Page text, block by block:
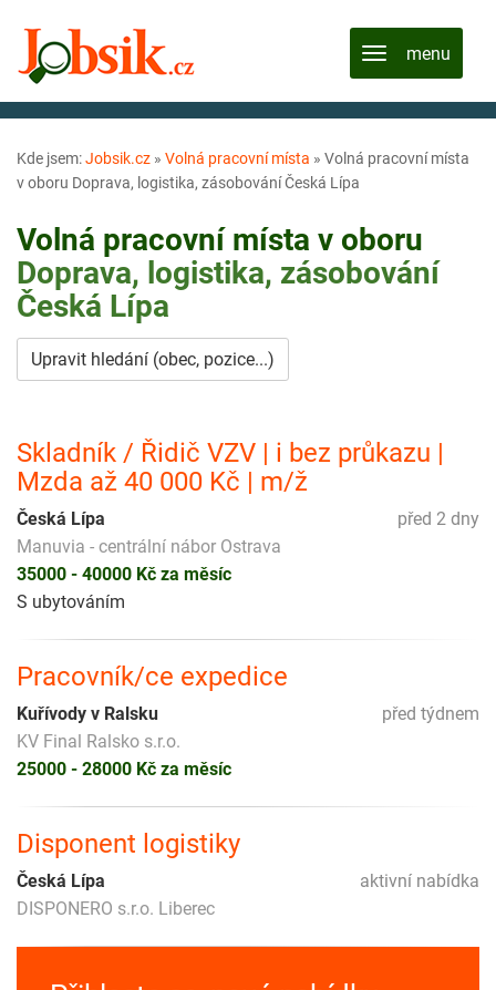
Kde jsem:Jobsik.cz » Volná pracovní místa » Volná pracovní místa
v oboru Doprava, logistika, zásobování Česká Lípa
Volná pracovní místa v oboru
Doprava, logistika, zásobování
Česká Lípa
Upravit hledání (obec, pozice...)
Skladník / Řidič VZV | i bez průkazu |
Mzda až 40 000 Kč | m/ž
před 2 dny
Česká Lípa
Manuvia - centrální nábor Ostrava
35000 - 40000 Kč za měsíc
S ubytováním
Pracovník/ce expedice
před týdnem
Kuřívody v Ralsku
KV Final Ralsko s.r.o.
25000 - 28000 Kč za měsíc
Disponent logistiky
aktivní nabídka
Česká Lípa
DISPONERO s.r.o. Liberec